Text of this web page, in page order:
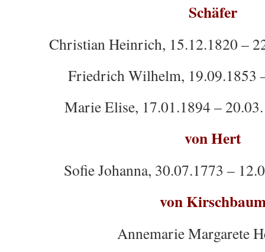
Schäfer
Christian Heinrich, 15.12.1820 –
Friedrich Wilhelm, 19.09.1853
Marie Elise, 17.01.1894 –
von Hert
Sofie Johanna, 30.07.1773 –
von
Annemarie Margarete